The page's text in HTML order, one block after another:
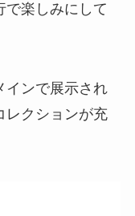
で楽しみにして
インで展示され
レクションが充